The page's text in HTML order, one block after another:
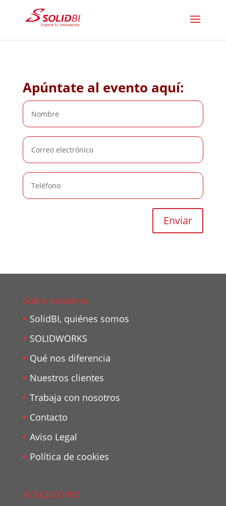
Apúntate al evento aquí:
Sobre nosotros
SolidBI, quiénes somos
SOLIDWORKS
Qué nos diferencia
Nuestros clientes
Trabaja con nosotros
Contacto
Aviso Legal
Política de cookies
SOLIDWORKS